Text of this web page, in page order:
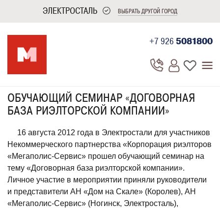
ЭЛЕКТРОСТАЛЬ ВЫБРАТЬ ДРУГОЙ ГОРОД
+7 926 5081800
ОБУЧАЮЩИЙ СЕМИНАР «ДОГОВОРНАЯ
БАЗА РИЭЛТОРСКОЙ КОМПАНИИ»
16 августа 2012 года в Электростали для участников
Некоммерческого партнерства «Корпорация риэлторов
«Мегаполис-Сервис» прошел обучающий семинар на
тему «Договорная база риэлторской компании».
Личное участие в мероприятии приняли руководители
и представители АН «Дом на Скале» (Королев), АН
«Мегаполис-Сервис» (Ногинск, Электросталь),